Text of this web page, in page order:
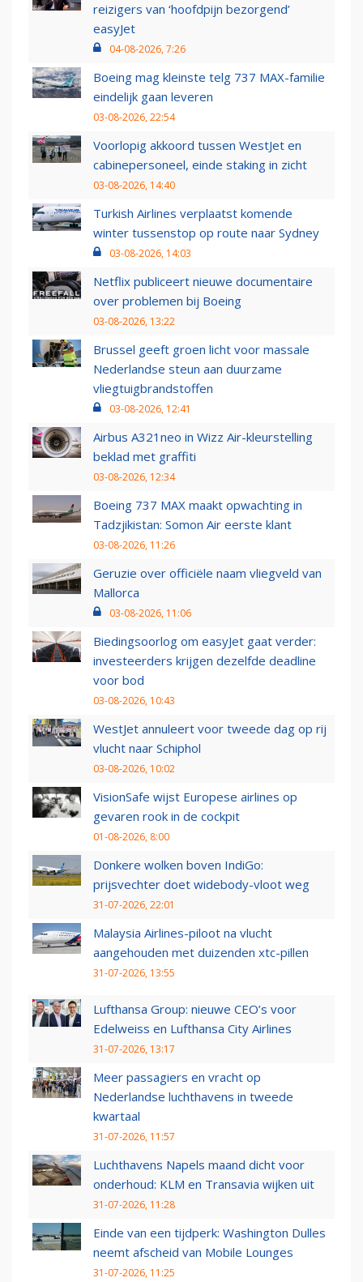
reizigers van ‘hoofdpijn bezorgend’
easyJet
04-08-2026, 7:26
Boeing mag kleinste telg 737 MAX-familie
eindelijk gaan leveren
03-08-2026, 22:54
Voorlopig akkoord tussen WestJet en
cabinepersoneel, einde staking in zicht
03-08-2026, 14:40
Turkish Airlines verplaatst komende
winter tussenstop op route naar Sydney
03-08-2026, 14:03
Netflix publiceert nieuwe documentaire
over problemen bij Boeing
03-08-2026, 13:22
Brussel geeft groen licht voor massale
Nederlandse steun aan duurzame
vliegtuigbrandstoffen
03-08-2026, 12:41
Airbus A321neo in Wizz Air-kleurstelling
beklad met graffiti
03-08-2026, 12:34
Boeing 737 MAX maakt opwachting in
Tadzjikistan: Somon Air eerste klant
03-08-2026, 11:26
Geruzie over officiële naam vliegveld van
Mallorca
03-08-2026, 11:06
Biedingsoorlog om easyJet gaat verder:
investeerders krijgen dezelfde deadline
voor bod
03-08-2026, 10:43
WestJet annuleert voor tweede dag op rij
vlucht naar Schiphol
03-08-2026, 10:02
VisionSafe wijst Europese airlines op
gevaren rook in de cockpit
01-08-2026, 8:00
Donkere wolken boven IndiGo:
prijsvechter doet widebody-vloot weg
31-07-2026, 22:01
Malaysia Airlines-piloot na vlucht
aangehouden met duizenden xtc-pillen
31-07-2026, 13:55
Lufthansa Group: nieuwe CEO’s voor
Edelweiss en Lufthansa City Airlines
31-07-2026, 13:17
Meer passagiers en vracht op
Nederlandse luchthavens in tweede
kwartaal
31-07-2026, 11:57
Luchthavens Napels maand dicht voor
onderhoud: KLM en Transavia wijken uit
31-07-2026, 11:28
Einde van een tijdperk: Washington Dulles
neemt afscheid van Mobile Lounges
31-07-2026, 11:25